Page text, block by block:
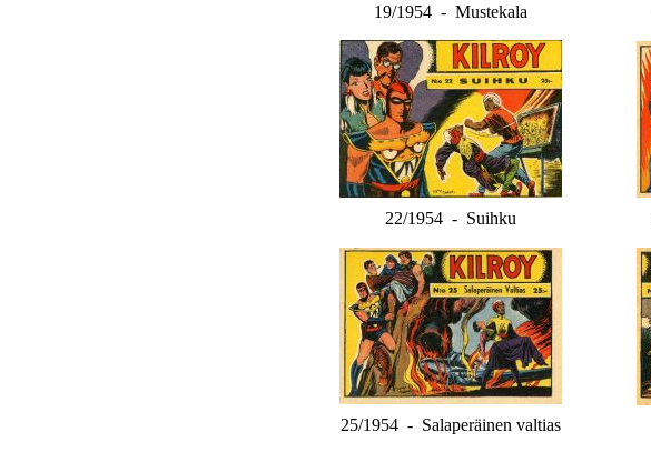
19/1954 - Mustekala
22/1954 - Suihku
25/1954 - Salaperäinen valtias